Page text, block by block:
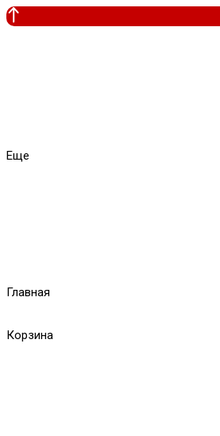
Еще
Главная
Корзина